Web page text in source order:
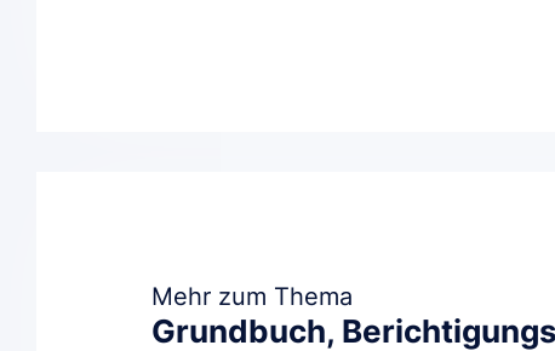
Mehr zum Thema
Grundbuch,